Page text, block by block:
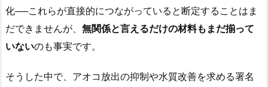
化──これらが直接的につながっていると断定することはま
だできませんが、 無関係と言えるだけの材料もまだ揃って
いないのも事実です。
そうした中で、アオコ放出の抑制や水質改善を求める署名